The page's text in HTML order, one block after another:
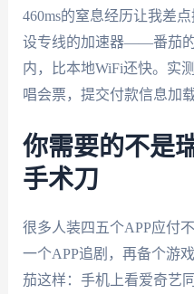
460ms的窒息经历让我差
设专线的加速器——番茄的
内，比本地WiFi还快。实
唱会票，提交付款信息加
你需要的不是
手术刀
很多人装四五个APP应付
一个APP追剧，再备个游
茄这样：手机上看爱奇艺